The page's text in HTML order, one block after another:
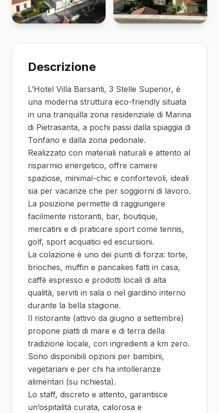
Descrizione
L’Hotel Villa Barsanti, 3 Stelle Superior, è
una moderna struttura eco-friendly situata
in una tranquilla zona residenziale di Marina
di Pietrasanta, a pochi passi dalla spiaggia di
Tonfano e dalla zona pedonale.
Realizzato con materiali naturali e attento al
risparmio energetico, offre camere
spaziose, minimal-chic e confortevoli, ideali
sia per vacanze che per soggiorni di lavoro.
La posizione permette di raggiungere
facilmente ristoranti, bar, boutique,
mercatini e di praticare sport come tennis,
golf, sport acquatici ed escursioni.
La colazione è uno dei punti di forza: torte,
brioches, muffin e pancakes fatti in casa,
caffè espresso e prodotti locali di alta
qualità, serviti in sala o nel giardino interno
durante la bella stagione.
Il ristorante (attivo da giugno a settembre)
propone piatti di mare e di terra della
tradizione locale, con ingredienti a km zero.
Sono disponibili opzioni per bambini,
vegetariani e per chi ha intolleranze
alimentari (su richiesta).
Lo staff, discreto e attento, garantisce
un’ospitalità curata, calorosa e